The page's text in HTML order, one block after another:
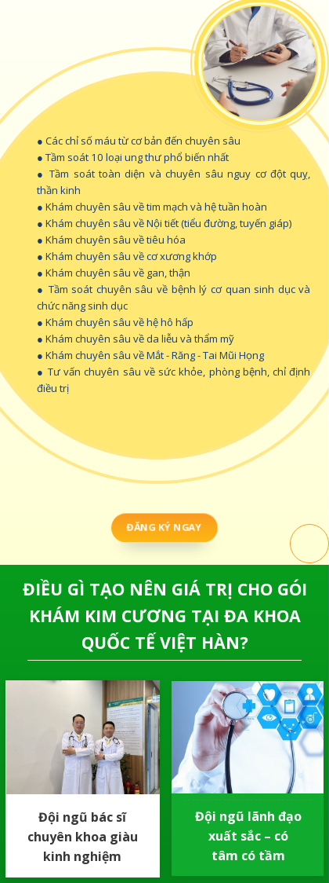
● Các chỉ số máu từ cơ bản đến chuyên sâu
● Tầm soát 10 loại ung thư phổ biến nhất
● Tầm soát toàn diện và chuyên sâu nguy cơ đột quỵ,
thần kinh
● Khám chuyên sâu về tim mạch và hệ tuần hoàn
● Khám chuyên sâu về Nội tiết (tiểu đường, tuyến giáp)
● Khám chuyên sâu về tiêu hóa
● Khám chuyên sâu về cơ xương khớp
● Khám chuyên sâu về gan, thận
● Tầm soát chuyên sâu về bệnh lý cơ quan sinh dục và
chức năng sinh dục
● Khám chuyên sâu về hệ hô hấp
● Khám chuyên sâu về da liễu và thẩm mỹ
● Khám chuyên sâu về Mắt - Răng - Tai Mũi Họng
● Tư vấn chuyên sâu về sức khỏe, phòng bệnh, chỉ định
điều trị
ĐĂNG KÝ NGAY
ĐIỀU GÌ TẠO NÊN GIÁ TRỊ CHO GÓI
KHÁM KIM CƯƠNG TẠI ĐA KHOA
QUỐC TẾ VIỆT HÀN?
Đội ngũ bác sĩ
chuyên khoa giàu
kinh nghiệm
Đội ngũ lãnh đạo
xuất sắc – có
tâm có tầm